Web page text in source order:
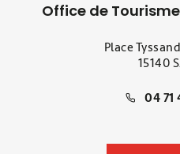
Office de
Place
15140
04 71